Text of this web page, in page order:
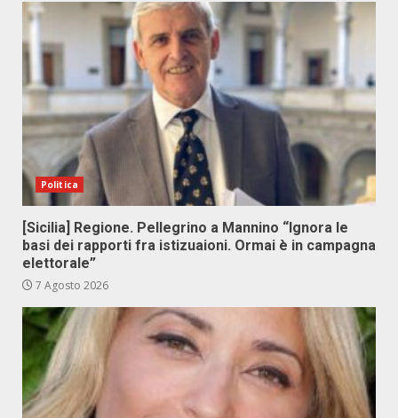
Politica
[Sicilia] Regione. Pellegrino a Mannino “Ignora le
basi dei rapporti fra istizuaioni. Ormai è in campagna
elettorale”
7 Agosto 2026